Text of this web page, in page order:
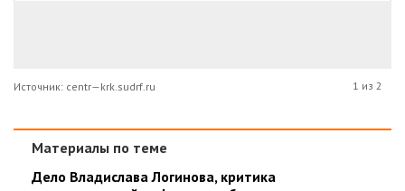
Источник: centr—krk.sudrf.ru 1 из 2
Материалы по теме
Дело Владислава Логинова, критика